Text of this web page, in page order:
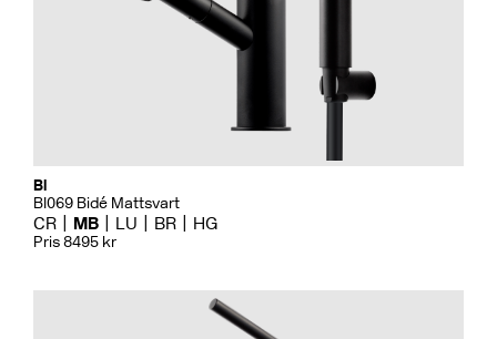
Bi
BI069 Bidé Mattsvart
CR MB LU BR HG
Pris 8495 kr